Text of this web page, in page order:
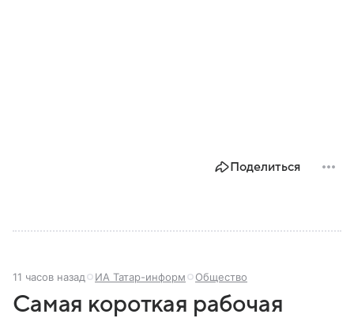
Поделиться
11 часов назад ИА Татар-информ Общество
Самая короткая рабочая